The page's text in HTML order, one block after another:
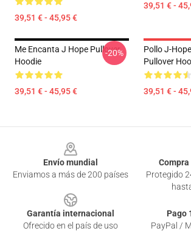
39,51 € - 45,95 €
39,51 € -
Me Encanta J Hope Pullover
Hoodie
39,51 € - 45,95 €
-20%
Pollo J-
Pullover
39,51 € -
Envío mundial
Enviamos a más de 200 países
Protegido
Garantía internacional
Ofrecido en el país de uso
Pago
PayPal /